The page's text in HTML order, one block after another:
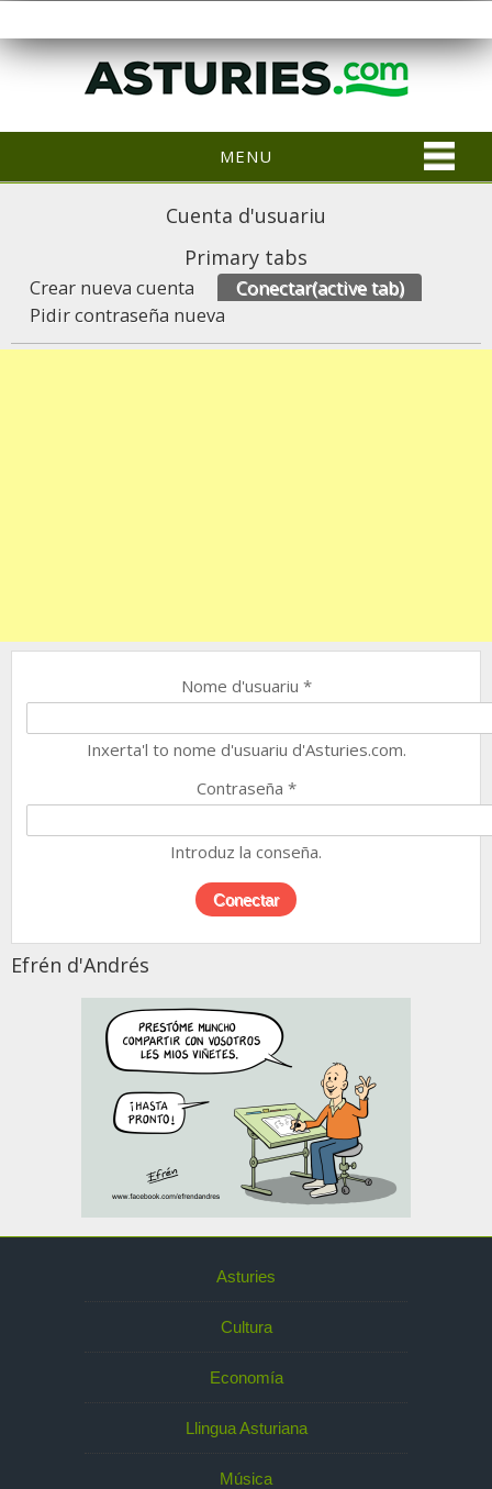
MENU
Cuenta d'usuariu
Primary tabs
Crear nueva cuenta Conectar(active tab)
Pidir contraseña nueva
Nome d'usuariu *
Inxerta'l to nome d'usuariu d'Asturies.com.
Contraseña *
Introduz la conseña.
Efrén d'Andrés
Asturies
Cultura
Economía
Llingua Asturiana
Música